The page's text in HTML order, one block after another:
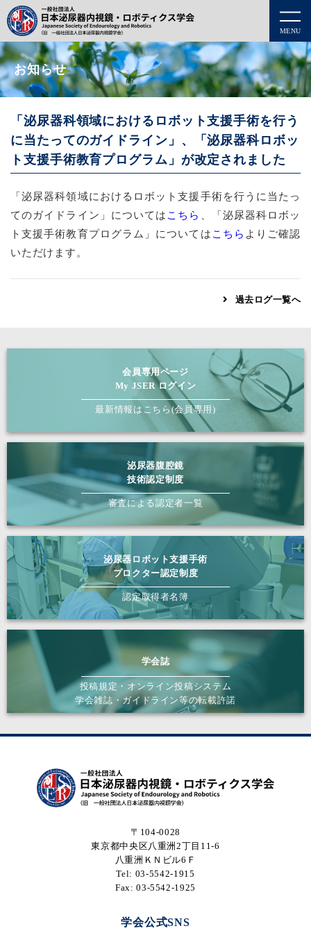
MENU
お知らせ
「泌尿器科領域におけるロボット支援手術を行う
に当たってのガイドライン」、「泌尿器科ロボッ
ト支援手術教育プログラム」が改定されました
「泌尿器科領域におけるロボット支援手術を行うに当たっ
てのガイドライン」については こちら
、「泌尿器科ロボッ
ト支援手術教育プログラム」については こちら よりご確認
いただけます。
過去ログ一覧へ
会員専用ページ
My JSER ログイン
最新情報はこちら(会員専用)
泌尿器腹腔鏡
技術認定制度
審査による認定者一覧
泌尿器ロボット支援手術
プロクター認定制度
認定取得者名簿
学会誌
投稿規定・オンライン投稿システム
学会雑誌・ガイドライン等の転載許諾
〒104-0028
東京都中央区八重洲2丁目11-6
八重洲ＫＮビル6Ｆ
Tel: 03-5542-1915
Fax: 03-5542-1925
学会公式SNS